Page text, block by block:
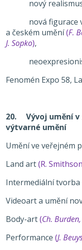
nový
nová figurace
a českém umění(F.
J. Sopko),
Fenomén Expo 58,
20. Vývoj umění v
výtvarné umění
Umění ve veřejném
Land art(R.
Intermediální tvorba
Videoart a umění
Body-art(Ch.
Performance (J.